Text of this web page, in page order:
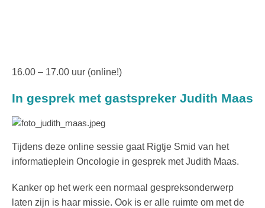
16.00 – 17.00 uur (online!)
In gesprek met gastspreker Judith Maas
Tijdens deze online sessie gaat Rigtje Smid van het
informatieplein Oncologie in gesprek met Judith Maas.
Kanker op het werk een normaal gespreksonderwerp
laten zijn is haar missie. Ook is er alle ruimte om met de